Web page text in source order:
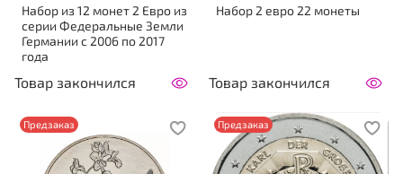
Набор из 12 монет 2 Евро из
серии Федеральные Земли
Германии с 2006 по 2017
года
Товар закончился
Набор 2 евро 22 монеты
Товар закончился
Предзаказ Предзаказ